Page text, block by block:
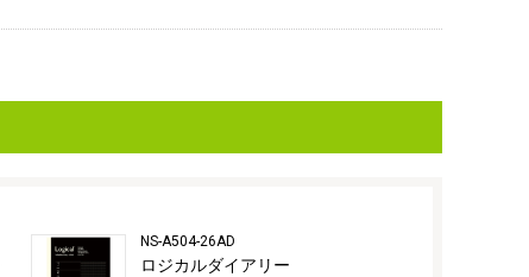
NS-A504-26AD
ロジカルダイアリー